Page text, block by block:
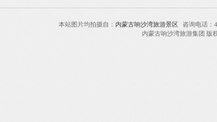
本站图片均拍摄自： 内蒙古响沙湾旅游景区 咨询电话
内蒙古响沙湾旅游集团